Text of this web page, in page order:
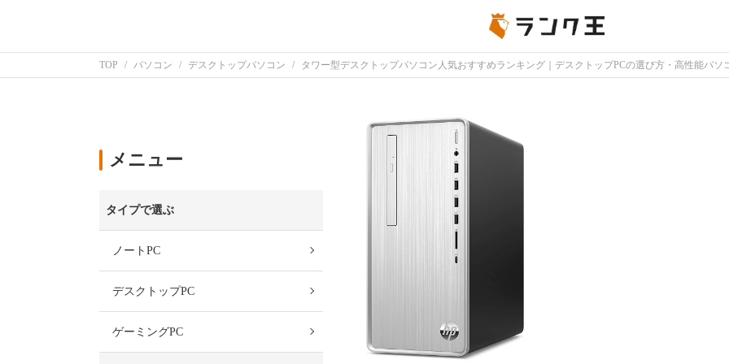
TOP パソコン デスクトップパソコン タワー型デスクトップパソコン人気おすすめランキング｜デスクトップPCの選び方・高性能パソ
メニュー
タイプで選ぶ
ノートPC
デスクトップPC
ゲーミングPC